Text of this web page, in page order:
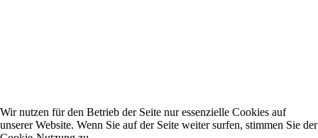
Wir nutzen für den Betrieb der Seite nur essenzielle Cookies auf
unserer Website. Wenn Sie auf der Seite weiter surfen, stimmen Sie der